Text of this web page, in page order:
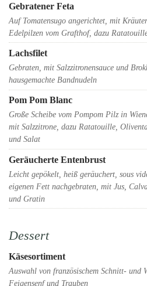
Gebratener Feta
Auf Tomatensugo angerichtet, mit
Edelpilzen vom Grafthof, dazu
Lachsfilet
Gebraten, mit Salzzitronensauce und
hausgemachte Bandnudeln
Pom Pom Blanc
Große Scheibe vom Pompom Pilz in
mit Salzzitrone, dazu Ratatouille,
und Salat
Geräucherte Entenbrust
Leicht gepökelt, heiß geräuchert, sous
eigenen Fett nachgebraten, mit Jus,
und Gratin
Dessert
Käsesortiment
Auswahl von französischem Schnitt- und
Feigensenf und Trauben